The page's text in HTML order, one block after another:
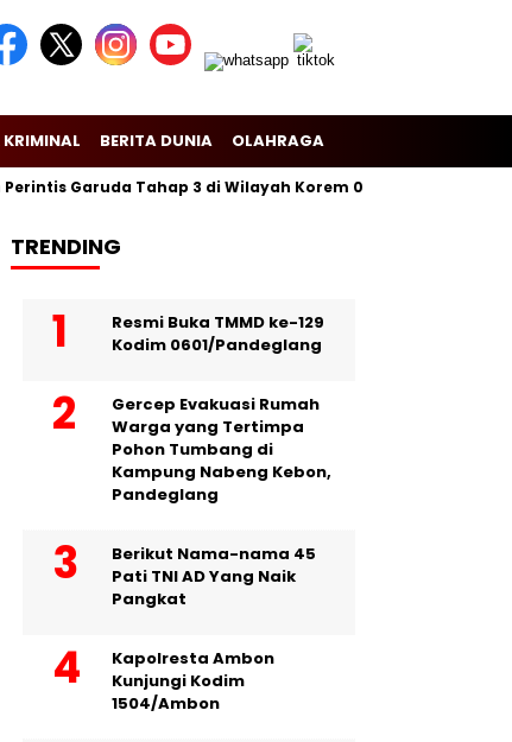
BERITA DUNIA OLAHRAGA
Garuda Tahap 3 di Wilayah Korem 081/Dsj
TRENDING
Resmi Buka TMMD ke-129
Kodim 0601/Pandeglang
Gercep Evakuasi Rumah
Warga yang Tertimpa
Pohon Tumbang di
Kampung Nabeng Kebon,
Pandeglang
Berikut Nama-nama 45
Pati TNI AD Yang Naik
Pangkat
Kapolresta Ambon
Kunjungi Kodim
1504/Ambon